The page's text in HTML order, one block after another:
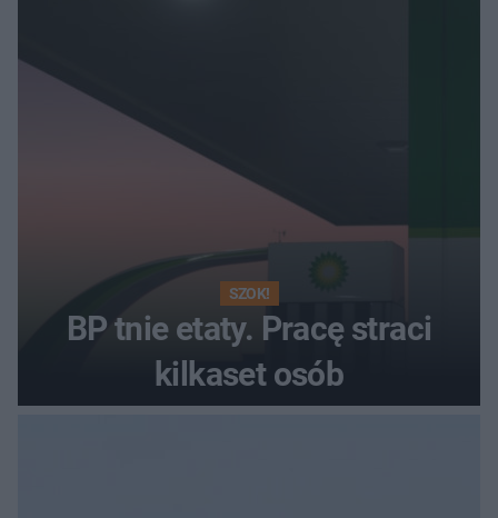
SZOK!
BP tnie etaty. Pracę straci
kilkaset osób